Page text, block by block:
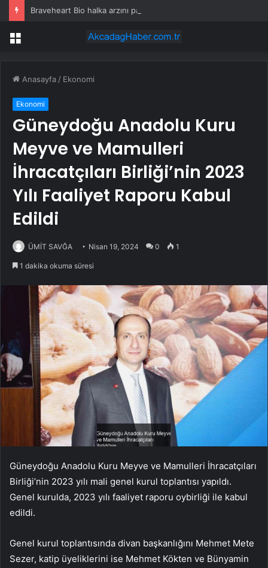
Menü
Anasayfa / Ekonomi
Ekonomi
Güneydoğu Anadolu Kuru
Meyve ve Mamulleri
İhracatçıları Birliği’nin 2023
Yılı Faaliyet Raporu Kabul
Edildi
ÜMİT SAVĞA Nisan 19, 2024 0 1
1 dakika okuma süresi
Güneydoğu Anadolu Kuru Meyve ve Mamulleri İhracatçıları
Birliği’nin 2023 yılı mali genel kurul toplantısı yapıldı.
Genel kurulda, 2023 yılı faaliyet raporu oybirliği ile kabul
edildi.
Genel kurul toplantısında divan başkanlığını Mehmet Mete
Sezer, katip üyeliklerini ise Mehmet Kökten ve Bünyamin